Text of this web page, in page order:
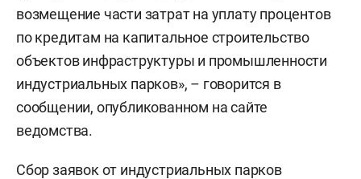
возмещение части затрат на уплату процентов
по кредитам на капитальное строительство
объектов инфраструктуры и промышленности
индустриальных парков», – говорится в
сообщении, опубликованном на сайте
ведомства.
Сбор заявок от индустриальных парков